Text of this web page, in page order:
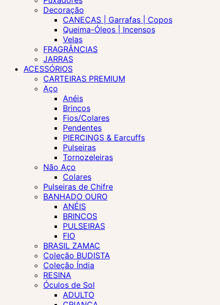
Decoração
CANECAS | Garrafas | Copos
Queima-Óleos | Incensos
Velas
FRAGRÂNCIAS
JARRAS
ACESSÓRIOS
CARTEIRAS PREMIUM
Aço
Anéis
Brincos
Fios/Colares
Pendentes
PIERCINGS & Earcuffs
Pulseiras
Tornozeleiras
Não Aço
Colares
Pulseiras de Chifre
BANHADO OURO
ANÉIS
BRINCOS
PULSEIRAS
FIO
BRASIL ZAMAC
Coleção BUDISTA
Coleção Índia
RESINA
Óculos de Sol
ADULTO